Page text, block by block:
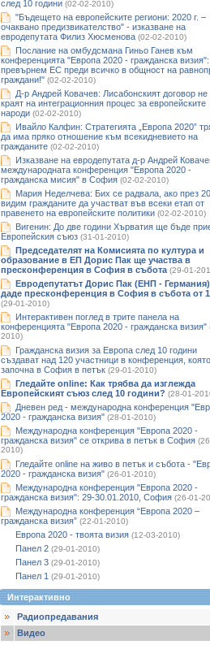
след 10 години (02-02-2010)
"Бъдещето на европейските региони: 2020 г. –
очаквано предизвикателство" - изказване на
евродепутата Филиз Хюсменова (02-02-2010)
Послание на омбудсмана Гиньо Ганев към
конференцията "Европа 2020 - гражданска
превърнем ЕС преди всичко в общност на
граждани!" (02-02-2010)
Д-р Андрей Ковачев: Лисабонският договор не
краят на интеграционния процес за европейските
народи (02-02-2010)
Ивайло Калфин: Стратегията „Европа 2020”
да има пряко отношение към всекидневието на
гражданите (02-02-2010)
Изказване на евродепутата д-р Андрей
международната конференция "Европа 2020 -
гражданска мисия" в София (02-02-2010)
Мария Неделчева: Бих се радвала, ако през
видим гражданите да участват във всеки етап от
правенето на европейските политики (02-02-2010)
Вигенин: До две години Хърватия ще бъде
Европейския съюз (31-01-2010)
Председателят на Комисията по култура и
образование в ЕП Дорис Пак ще участва в
пресконференция в София в събота (29-01-
Евродепутатът Дорис Пак (ЕНП -
даде пресконференция в София в събота от
(29-01-2010)
Интерактивен поглед в трите панела на
конференцията "Европа 2020 - гражданска визия"
2010)
Гражданска визия за Европа след 10 години
създават над 120 участници в конференция, която
започна в София в петък (29-01-2010)
Гледайте оnline: Как трябва да изглежда
Европейският съюз след 10 години? (28-01-
Дневен ред - международна конференция
2020 - гражданска визия" (28-01-2010)
Международна конференция "Европа 2020 -
гражданска визия" се открива в петък в София
2010)
Гледайте оnline на живо в петък и събота -
2020 - гражданска визия" (26-01-2010)
Международна конференция "Европа 2020 -
гражданска визия": 29-30.01.2010, София (26-01-
Международна конференция “Европа 2020 –
гражданска визия” (22-01-2010)
Европа 2020 - твоята визия (12-03-2010)
Панел 2 (29-01-2010)
Панел 3 (29-01-2010)
Панел 1 (29-01-2010)
Интерактивно
Радиопредавания
Видео